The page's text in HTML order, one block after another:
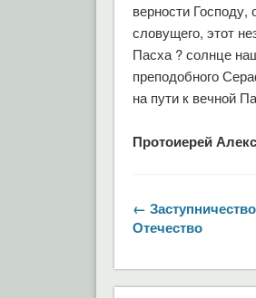
верности
словущего, этот
Пасха ? солнце
преподобного
на пути к вечной
Протоиерей
←
Отечество